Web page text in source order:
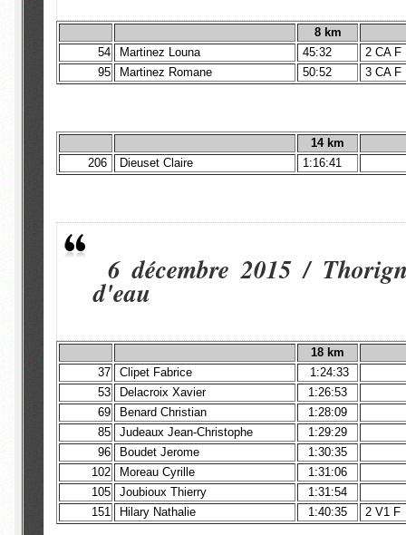
8km
54
Martinez Louna 45:32
2 CA F
95
Martinez Romane 50:52 3 CA F
14 km
206
Dieuset Claire 1:16:41
6 décembre 2015 /
d'eau
18 km
37
Clipet Fabrice
1:24:33
53
Delacroix Xavier
1:26:53
69
Benard Christian
1:28:09
85
Judeaux Jean-Christophe
1:29:29
96
Boudet Jerome
1:30:35
102
Moreau Cyrille
1:31:06
105
Joubioux Thierry
1:31:54
151
Hilary Nathalie 1:40:35 2 V1 F